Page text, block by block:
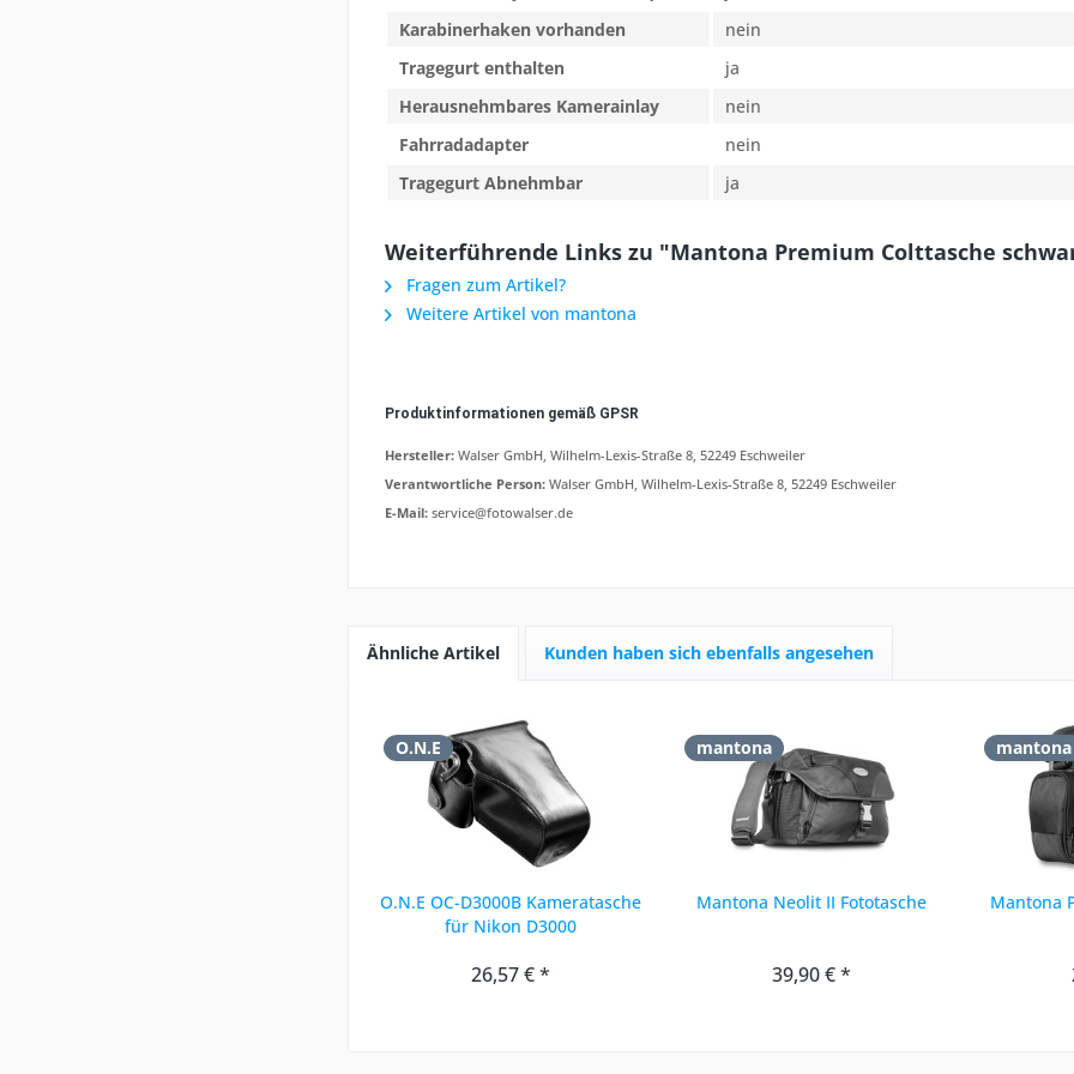
Karabinerhaken vorhanden
nein
Tragegurt enthalten
ja
Herausnehmbares Kamerainlay
nein
Fahrradadapter
nein
Tragegurt Abnehmbar
ja
Weiterführende Links zu "Mantona Premium Colttasche
Fragen zum Artikel?
Weitere Artikel von mantona
Produktinformationen gemäß GPSR
Hersteller: Walser GmbH, Wilhelm-Lexis-Straße 8, 52249 Eschweiler
Verantwortliche Person: Walser GmbH, Wilhelm-Lexis-Straße 8, 52249 Eschweiler
E-Mail: service@fotowalser.de
Ähnliche Artikel Kunden haben sich ebenfalls angesehen
O.N.E
O.N.E OC-D3000B Kameratasche
für Nikon D3000
26,57 € *
mantona
Mantona Neolit II Fototasche
39,90 € *
mantona
Mantona